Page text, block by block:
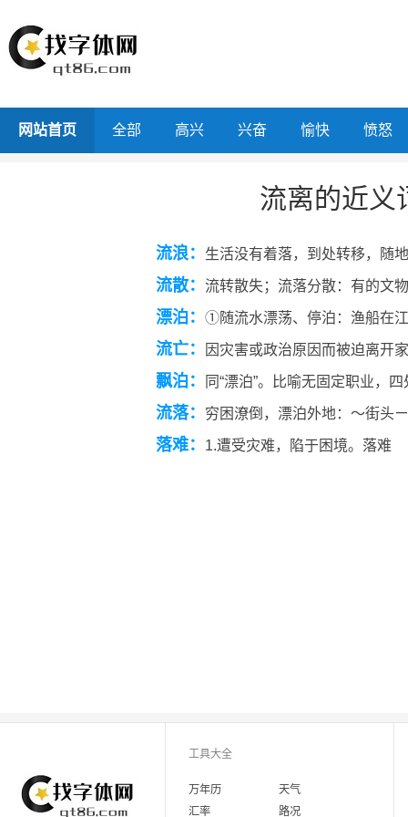
网站首页 全部 高兴 兴奋 愉快 愤怒
流离的近义
流浪： 生活没有着落，到处转移，随
流散： 流转散失；流落分散：有的文
漂泊： ①随流水漂荡、停泊：渔船在
流亡： 因灾害或政治原因而被迫离开
飘泊： 同“漂泊”。比喻无固定职业，
流落： 穷困潦倒，漂泊外地：～街头
落难： 1.遭受灾难，陷于困境。落难
工具大全
万年历
天气
汇率
路况